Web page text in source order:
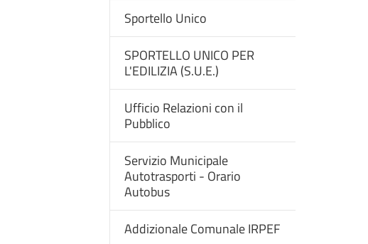
Sportello Unico
SPORTELLO UNICO PER
L'EDILIZIA (S.U.E.)
Ufficio Relazioni con il
Pubblico
Servizio Municipale
Autotrasporti - Orario
Autobus
Addizionale Comunale IRPEF